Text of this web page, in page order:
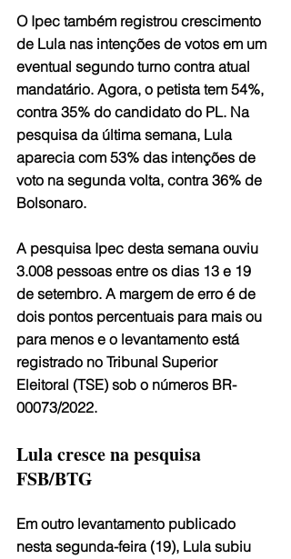
O Ipec também registrou crescimento
de Lula nas intenções de votos em um
eventual segundo turno contra atual
mandatário. Agora, o petista tem 54%,
contra 35% do candidato do PL. Na
pesquisa da última semana, Lula
aparecia com 53% das intenções de
voto na segunda volta, contra 36% de
Bolsonaro.
A pesquisa Ipec desta semana ouviu
3.008 pessoas entre os dias 13 e 19
de setembro. A margem de erro é de
dois pontos percentuais para mais ou
para menos e o levantamento está
registrado no Tribunal Superior
Eleitoral (TSE) sob o números BR-
00073/2022.
Lula cresce na pesquisa
FSB/BTG
Em outro levantamento publicado
nesta segunda-feira (19), Lula subiu